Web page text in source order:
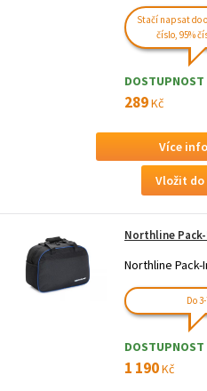
Stačí napsat do
číslo, 95%
DOSTUPNOST
289Kč
Více
Northline
Northline Pack-
Do
DOSTUPNOST
1 190Kč